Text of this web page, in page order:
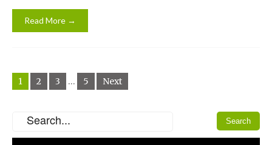
Read More →
Posts
navigation
1 2 3 … 5 Next